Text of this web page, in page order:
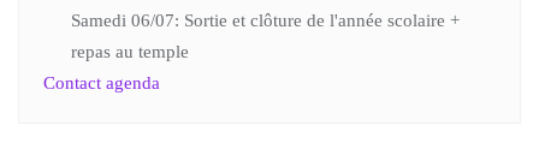
Samedi 06/07: Sortie et clôture de l'année scolaire +
repas au temple
Contact agenda